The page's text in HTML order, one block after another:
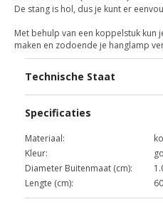
De stang is hol, dus je kunt er
Met behulp van een koppelstuk kun
maken en zodoende je hanglamp
Technische Staat
Specificaties
Materiaal:
Kleur:
Diameter Buitenmaat (cm):
Lengte (cm):
60